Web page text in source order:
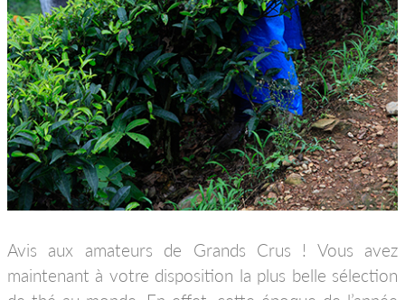
Avis aux amateurs de Grands Crus ! Vous avez
maintenant à votre disposition la plus belle sélection